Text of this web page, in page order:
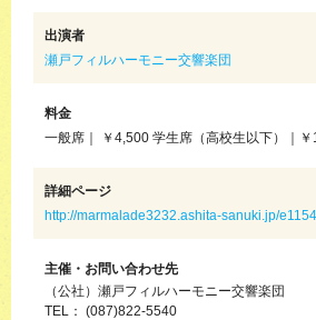
出演者
瀬戸フィルハーモニー交響楽団
料金
一般席｜ ￥4,500 学生席（高校生以下）｜
詳細ページ
http://marmalade3232.ashita-sanuki.jp/
主催・お問い合わせ先
（公社）瀬戸フィルハーモニー交響楽団
TEL： (087)822-5540